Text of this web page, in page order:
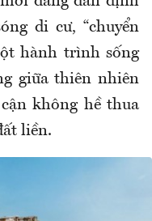
di cư, “chuyển
hành trình sống
giữa thiên nhiên
không hề thua
liền.